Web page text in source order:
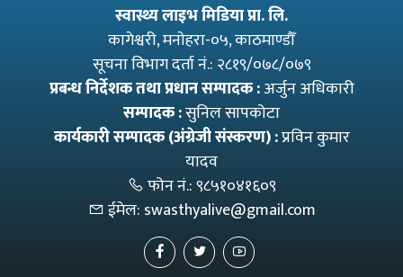
स्वास्थ्य लाइभ मिडिया प्रा. लि.
कागेश्वरी, मनाेहरा-०५, काठमाण्डौँ
सूचना विभाग दर्ता नं.: २८१९/०७८/०७९
प्रबन्ध निर्देशक तथा प्रधान सम्पादक :अर्जुन अधिकारी
सम्पादक :सुनिल सापकोटा
कार्यकारी सम्पादक (अंग्रेजी संस्करण) :प्रविन कुमार
यादव
फोन नं.:९८५१०४१६०९
ईमेल: swasthyalive@gmail.com